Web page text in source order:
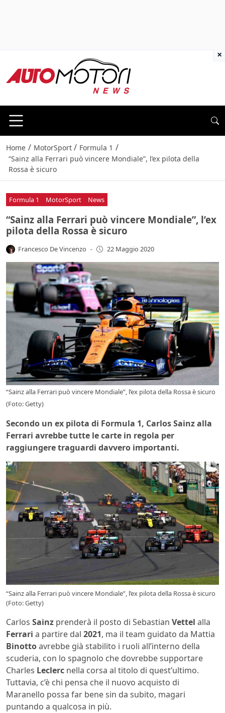
Home / MotorSport / Formula 1 /
“Sainz alla Ferrari può vincere Mondiale”, l’ex pilota della
Rossa è sicuro
Formula 1 MotorSport News
“Sainz alla Ferrari può vincere Mondiale”, l’ex
pilota della Rossa è sicuro
Francesco De Vincenzo - 22 Maggio 2020
“Sainz alla Ferrari può vincere Mondiale”, l’ex pilota della Rossa è sicuro
(Foto: Getty)
Secondo un ex pilota di Formula 1, Carlos Sainz alla
Ferrari avrebbe tutte le carte in regola per
raggiungere traguardi davvero importanti.
“Sainz alla Ferrari può vincere Mondiale”, l’ex pilota della Rossa è sicuro
(Foto: Getty)
Carlos Sainz prenderà il posto di Sebastian Vettel alla
Ferrari a partire dal 2021, ma il team guidato da Mattia
Binottoavrebbe già stabilito i ruoli all’interno della
scuderia, con lo spagnolo che dovrebbe supportare
Charles Leclerc nella corsa al titolo di quest’ultimo.
Tuttavia, c’è chi pensa che il nuovo acquisto di
Maranello possa far bene sin da subito, magari
puntando a qualcosa in più.
×